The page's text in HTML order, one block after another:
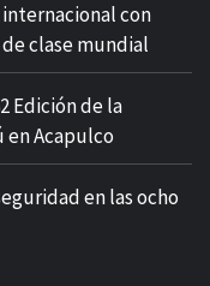
con
clase mundial
Edición de la
en Acapulco
en las ocho